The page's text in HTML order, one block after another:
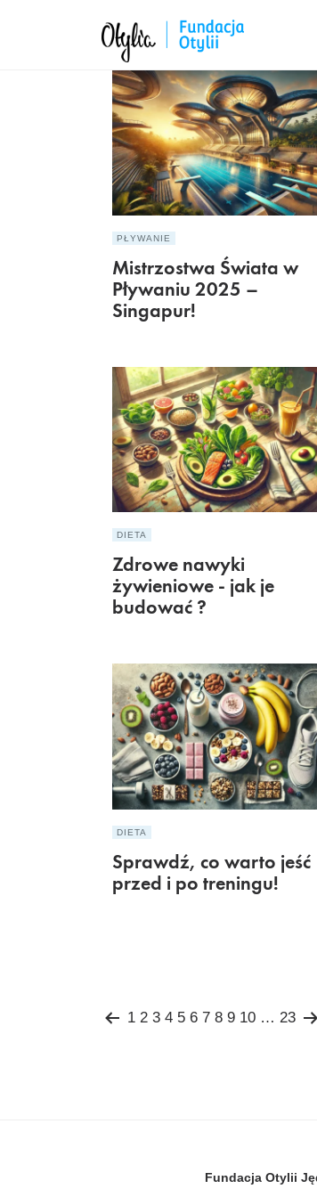
PŁYWANIE
Mistrzostwa Świata w
Pływaniu 2025 –
Singapur!
DIETA
Zdrowe nawyki
żywieniowe - jak je
budować ?
DIETA
Sprawdź, co warto jeść
przed i po treningu!
Stronicowanie
1 2 3 4 5 6 7 8 9 10 … 23
Fundacja Otylii